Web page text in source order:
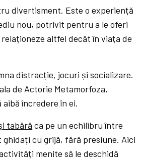
divertisment. Este o experiență
nou, potrivit pentru a le oferi
altfel decât în viața de
distracție, jocuri și socializare.
de Actorie Metamorfoza,
încredere în ei.
tabără ca pe un echilibru între
cu grijă, fără presiune. Aici
menite să le deschidă